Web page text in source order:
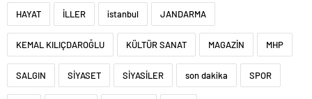
HAYAT İLLER istanbul JANDARMA
KEMAL KILIÇDAROĞLU KÜLTÜR SANAT MAGAZİN MHP
SALGIN SİYASET SİYASİLER son dakika SPOR